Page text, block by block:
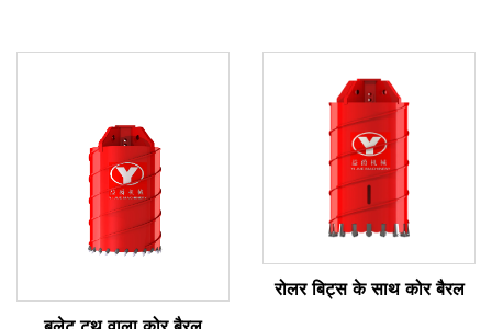
रोलर बिट्स के साथ कोर बैरल